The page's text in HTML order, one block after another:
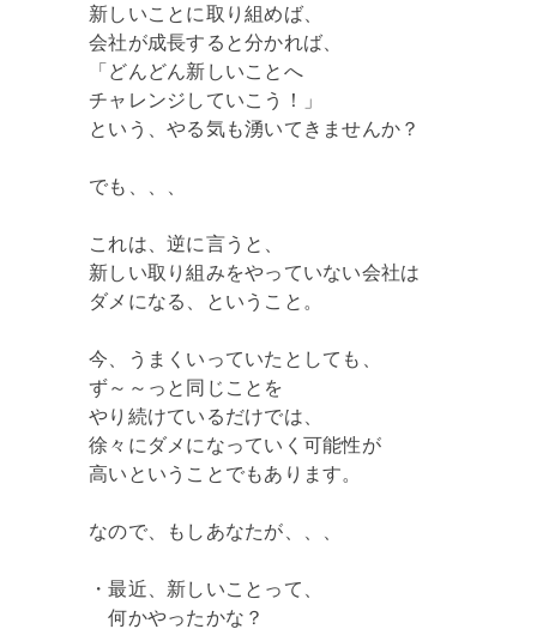
新しいことに取り組めば、
会社が成長すると分かれば、
「どんどん新しいことへ
チャレンジしていこう！」
という、やる気も湧いてきませんか？
でも、、、
これは、逆に言うと、
新しい取り組みをやっていない会社は
ダメになる、ということ。
今、うまくいっていたとしても、
ず～～っと同じことを
やり続けているだけでは、
徐々にダメになっていく可能性が
高いということでもあります。
なので、もしあなたが、、、
・最近、新しいことって、
何かやったかな？